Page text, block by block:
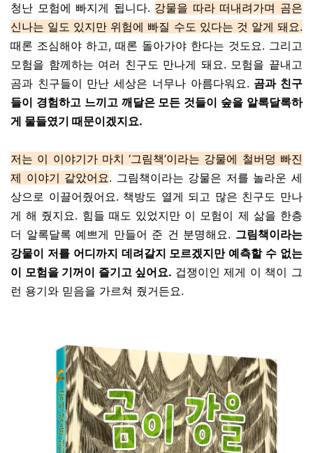
청난 모험에 빠지게 됩니다. 강물을 따라 떠내려가며 곰은
신나는 일도 있지만 위험에 빠질 수도 있다는 것 알게 돼요.
때론 조심해야 하고, 때론 돌아가야 한다는 것도요. 그리고
모험을 함께하는 여러 친구도 만나게 돼요. 모험을 끝내고
곰과 친구들이 만난 세상은 너무나 아름다워요. 곰과 친구
들이 경험하고 느끼고 깨달은 모든 것들이 숲을 알록달록하
게 물들였기 때문이겠지요.
저는 이 이야기가 마치 ‘그림책’이라는 강물에 철버덩 빠진
제 이야기 같았어요. 그림책이라는 강물은 저를 놀라운 세
상으로 이끌어줬어요. 책방도 열게 되고 많은 친구도 만나
게 해 줬지요. 힘들 때도 있었지만 이 모험이 제 삶을 한층
더 알록달록 예쁘게 만들어 준 건 분명해요. 그림책이라는
강물이 저를 어디까지 데려갈지 모르겠지만 예측할 수 없는
이 모험을 기꺼이 즐기고 싶어요. 겁쟁이인 제게 이 책이 그
런 용기와 믿음을 가르쳐 줬거든요.